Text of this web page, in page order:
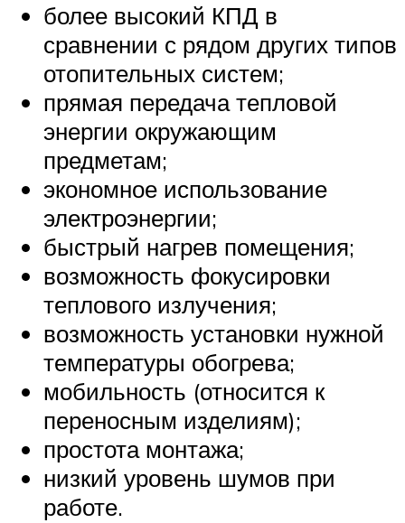
более высокий КПД в
сравнении с рядом других типов
отопительных систем;
прямая передача тепловой
энергии окружающим
предметам;
экономное использование
электроэнергии;
быстрый нагрев помещения;
возможность фокусировки
теплового излучения;
возможность установки нужной
температуры обогрева;
мобильность (относится к
переносным изделиям);
простота монтажа;
низкий уровень шумов при
работе.